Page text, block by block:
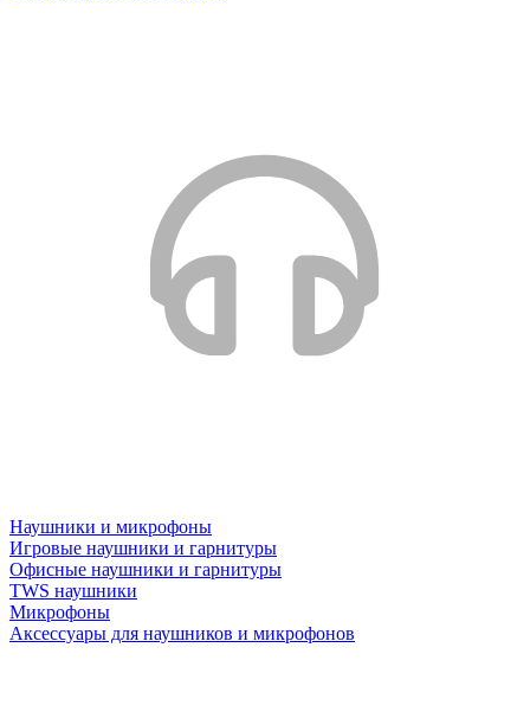
Наушники и микрофоны
Игровые наушники и гарнитуры
Офисные наушники и гарнитуры
TWS наушники
Микрофоны
Аксессуары для наушников и микрофонов